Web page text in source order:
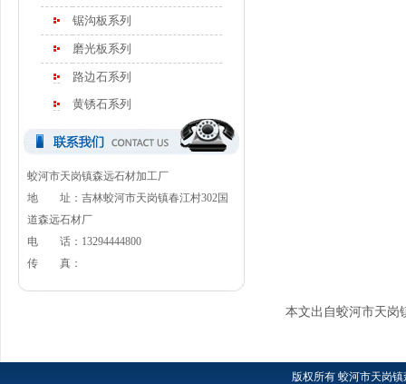
锯沟板系列
磨光板系列
路边石系列
黄锈石系列
蛟河市天岗镇森远石材加工厂
地 址：吉林蛟河市天岗镇春江村302国
道森远石材厂
电 话：13294444800
传 真：
本文出自蛟河市天岗
版权所有蛟河市天岗